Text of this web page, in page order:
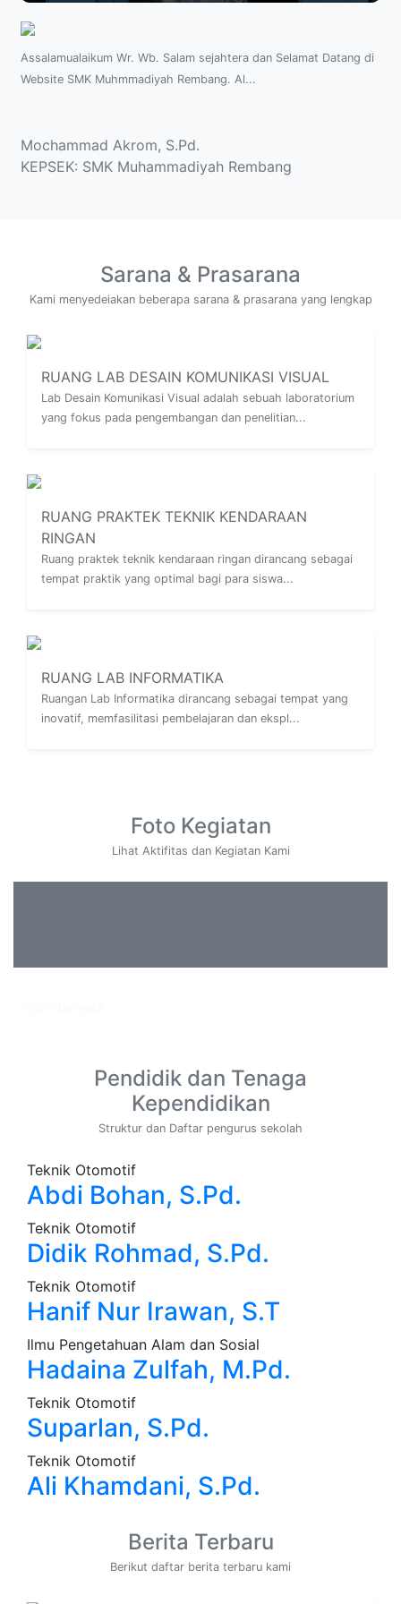
Assalamualaikum Wr. Wb. Salam sejahtera dan Selamat Datang di
Website SMK Muhmmadiyah Rembang. Al...
Mochammad Akrom, S.Pd.
KEPSEK: SMK Muhammadiyah Rembang
Sarana & Prasarana
Kami menyedeiakan beberapa sarana & prasarana yang lengkap
RUANG LAB DESAIN KOMUNIKASI VISUAL
Lab Desain Komunikasi Visual adalah sebuah laboratorium
yang fokus pada pengembangan dan penelitian...
RUANG PRAKTEK TEKNIK KENDARAAN
RINGAN
Ruang praktek teknik kendaraan ringan dirancang sebagai
tempat praktik yang optimal bagi para siswa...
RUANG LAB INFORMATIKA
Ruangan Lab Informatika dirancang sebagai tempat yang
inovatif, memfasilitasi pembelajaran dan ekspl...
Foto Kegiatan
Lihat Aktifitas dan Kegiatan Kami
Pendidik dan Tenaga
Kependidikan
Struktur dan Daftar pengurus sekolah
Teknik Otomotif
Abdi Bohan, S.Pd.
Teknik Otomotif
Didik Rohmad, S.Pd.
Teknik Otomotif
Hanif Nur Irawan, S.T
Ilmu Pengetahuan Alam dan Sosial
Hadaina Zulfah, M.Pd.
Teknik Otomotif
Suparlan, S.Pd.
Teknik Otomotif
Ali Khamdani, S.Pd.
Berita Terbaru
Berikut daftar berita terbaru kami